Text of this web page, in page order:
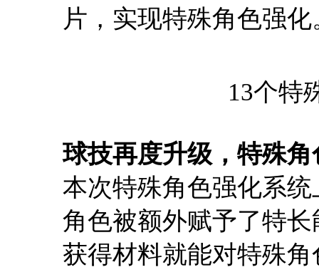
片，实现特殊角色强化
13个特
球技再度升级，特殊角
本次特殊角色强化系
角色被额外赋予了特
获得材料就能对特殊